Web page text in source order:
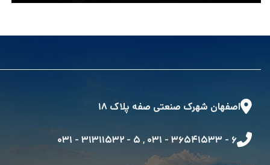
اصفهان شهرک صنعتی صفه پلاک ۱۸
۶ - ۳۶۵۴۱۵۳۳ - ۰۳۱ , ۵ - ۳۱۳۱۱۵۳۲ - ۰۳۱